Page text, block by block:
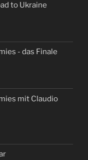
to Ukraine
- das Finale
mit Claudio